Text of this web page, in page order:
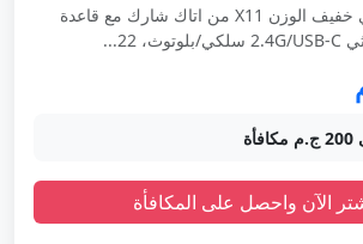
ماوس العاب لاسلكي خفيف الوزن X11 من اتاك شارك مع قاعدة
الآن واحصل على المكافأة